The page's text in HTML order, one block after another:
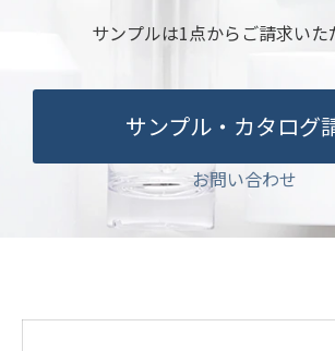
お役立ち資料
ブログ
会社概要
English
サンプルは1点からご請求いた
サンプル・カタログ
お問い合わせ